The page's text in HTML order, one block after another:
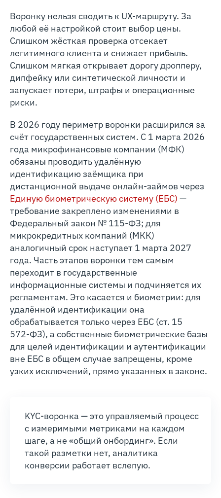
Воронку нельзя сводить к UX-маршруту. За
любой её настройкой стоит выбор цены.
Слишком жёсткая проверка отсекает
легитимного клиента и снижает прибыль.
Слишком мягкая открывает дорогу дропперу,
дипфейку или синтетической личности и
запускает потери, штрафы и операционные
риски.
В 2026 году периметр воронки расширился за
счёт государственных систем. С 1 марта 2026
года микрофинансовые компании (МФК)
обязаны проводить удалённую
идентификацию заёмщика при
дистанционной выдаче онлайн-займов через
Единую биометрическую систему (ЕБС) —
требование закреплено изменениями в
Федеральный закон № 115-ФЗ; для
микрокредитных компаний (МКК)
аналогичный срок наступает 1 марта 2027
года. Часть этапов воронки тем самым
переходит в государственные
информационные системы и подчиняется их
регламентам. Это касается и биометрии: для
удалённой идентификации она
обрабатывается только через ЕБС (ст. 15
572‑ФЗ), а собственные биометрические базы
для целей идентификации и аутентификации
вне ЕБС в общем случае запрещены, кроме
узких исключений, прямо указанных в законе.
KYC-воронка — это управляемый процесс
с измеримыми метриками на каждом
шаге, а не «общий онбординг». Если
такой разметки нет, аналитика
конверсии работает вслепую.